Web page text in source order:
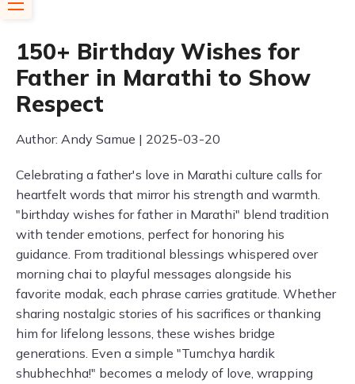
150+ Birthday Wishes for
Father in Marathi to Show
Respect
Author: Andy Samue | 2025-03-20
Celebrating a father's love in Marathi culture calls for
heartfelt words that mirror his strength and warmth.
"birthday wishes for father in Marathi" blend tradition
with tender emotions, perfect for honoring his
guidance. From traditional blessings whispered over
morning chai to playful messages alongside his
favorite modak, each phrase carries gratitude. Whether
sharing nostalgic stories of his sacrifices or thanking
him for lifelong lessons, these wishes bridge
generations. Even a simple "Tumchya hardik
shubhechha!" becomes a melody of love, wrapping